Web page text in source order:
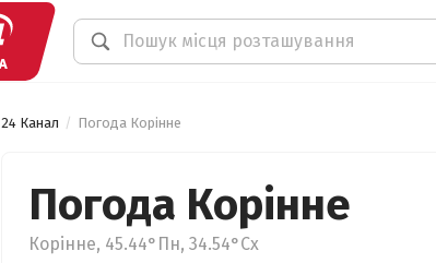
24 Канал Погода Корінне
Погода Корінне
Корінне, 45.44°Пн, 34.54°Сх